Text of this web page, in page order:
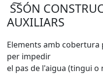
S͠SÓN
AUXILIARS
Elements amb
per impedir
el pas de l'aigua (tingui o